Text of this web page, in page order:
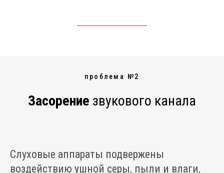
проблема №2
Засорение звукового канала
Слуховые аппараты подвержены
воздействию ушной серы, пыли и влаги,